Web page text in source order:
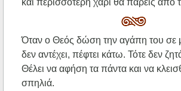
και περισσότερη χάρι θα πάρεις από
Όταν ο Θεός δώση την αγάπη του σε
δεν αντέχει, πέφτει κάτω. Τότε δεν
Θέλει να αφήση τα πάντα και να
σπηλιά.